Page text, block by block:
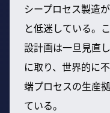
シープロセス製造
と低迷している。
設計画は一旦見直
に取り、世界的に
端プロセスの生産
ている。